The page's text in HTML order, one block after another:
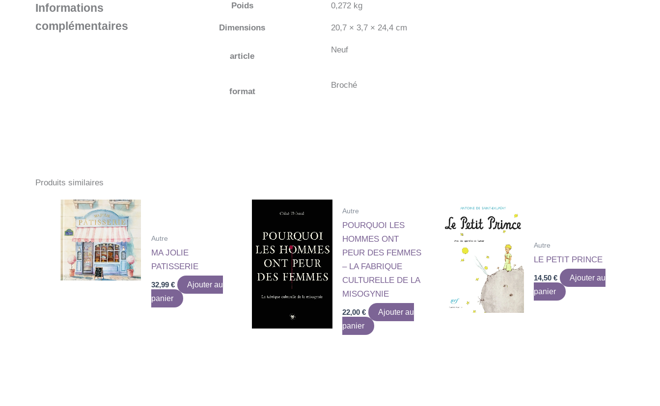
Informations
complémentaires
Poids 0,272 kg
Dimensions 20,7 × 3,7 × 24,4 cm
article
Neuf
format
Broché
Produits similaires
Autre
MA JOLIE
PATISSERIE
32,99 €
Ajouter au
panier
Autre
POURQUOI LES
HOMMES ONT
PEUR DES FEMMES
– LA FABRIQUE
CULTURELLE DE LA
MISOGYNIE
22,00€
Ajouter au
panier
Autre
LE PETIT PRINCE
14,50€
Ajouter au
panier